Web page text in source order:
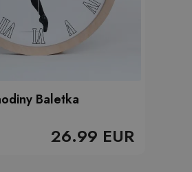
Baletka
26.99 EUR